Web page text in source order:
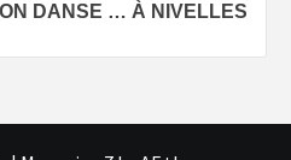
DANSE … À NIVELLES